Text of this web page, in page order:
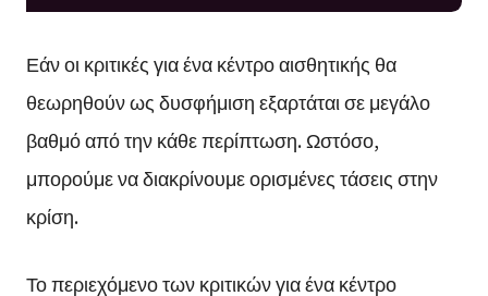
Εάν οι κριτικές για ένα κέντρο αισθητικής θα
θεωρηθούν ως δυσφήμιση εξαρτάται σε μεγάλο
βαθμό από την κάθε περίπτωση. Ωστόσο,
μπορούμε να διακρίνουμε ορισμένες τάσεις στην
κρίση.
Το περιεχόμενο των κριτικών για ένα κέντρο